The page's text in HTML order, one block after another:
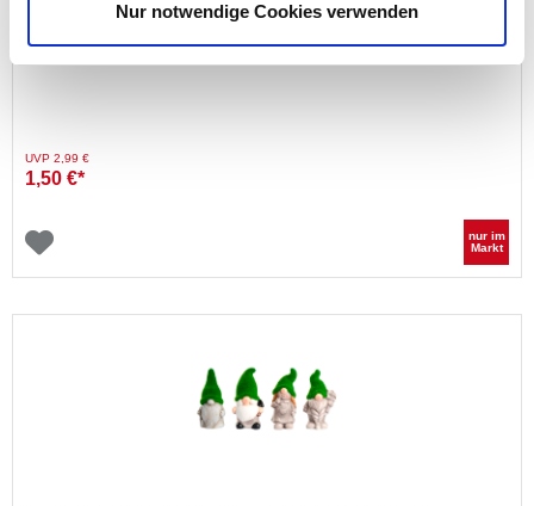
Nur notwendige Cookies verwenden
Terracotta-Vogel, 4-fach sortiert
Preis reduziert von
UVP 2,99 €auf
1,50 €*
nur im
Markt